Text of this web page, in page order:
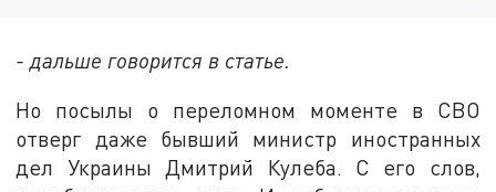
- дальше говорится в статье.
Но посылы о переломном моменте в СВО
отверг даже бывший министр иностранных
дел Украины Дмитрий Кулеба. С его слов,